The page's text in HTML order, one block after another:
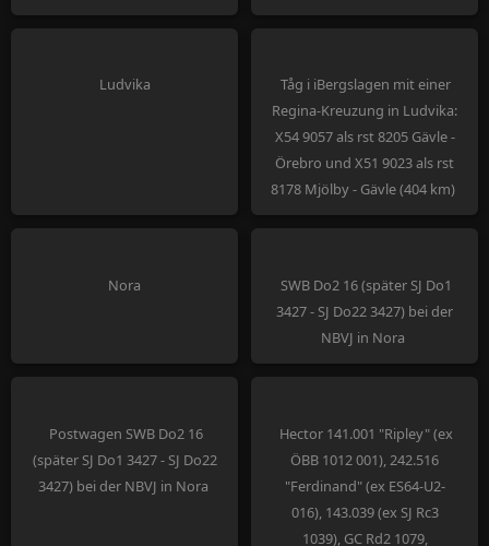
Ludvika
Tåg i iBergslagen mit einer
Regina-Kreuzung in Ludvika:
X54 9057 als rst 8205 Gävle -
Örebro und X51 9023 als rst
8178 Mjölby - Gävle (404 km)
Nora
SWB Do2 16 (später SJ Do1
3427 - SJ Do22 3427) bei der
NBVJ in Nora
Postwagen SWB Do2 16
(später SJ Do1 3427 - SJ Do22
3427) bei der NBVJ in Nora
Hector 141.001 "Ripley" (ex
ÖBB 1012 001), 242.516
"Ferdinand" (ex ES64-U2-
016), 143.039 (ex SJ Rc3
1039), GC Rd2 1079,